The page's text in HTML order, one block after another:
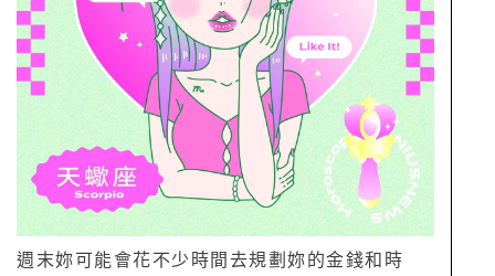
週末妳可能會花不少時間去規劃妳的金錢和時